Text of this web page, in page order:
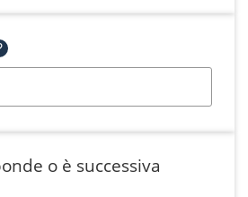
o è successiva